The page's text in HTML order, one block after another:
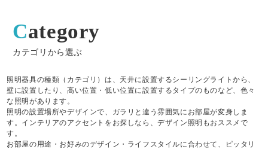
Category
カテゴリから選ぶ
照明器具の種類（カテゴリ）は、天井に設置するシーリングライトから、
壁に設置したり、高い位置・低い位置に設置するタイプのものなど、色々
な照明があります。
照明の設置場所やデザインで、ガラリと違う雰囲気にお部屋が変身しま
す。インテリアのアクセントをお探しなら、デザイン照明もおススメで
す。
お部屋の用途・お好みのデザイン・ライフスタイルに合わせて、ピッタリ